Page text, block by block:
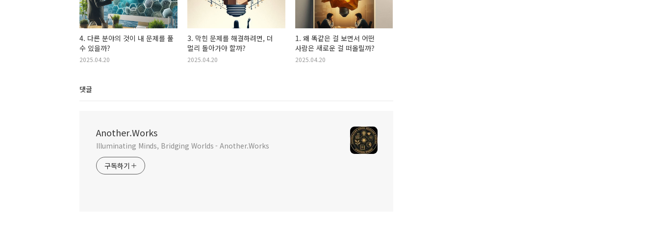
4. 다른 분야의 것이 내 문제를 풀
수 있을까?
2025.04.20
3. 막힌 문제를 해결하려면, 더
멀리 돌아가야 할까?
2025.04.20
1. 왜 똑같은 걸 보면서 어떤
사람은 새로운 걸 떠올릴까?
2025.04.20
댓글
Another.Works
Illuminating Minds, Bridging Worlds - Another.Works
구독하기